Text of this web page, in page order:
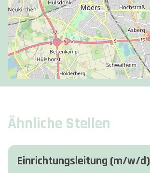
Ähnliche Stellen
Einrichtungsleitung (m/w/d)